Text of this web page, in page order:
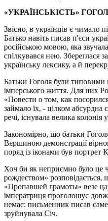
«УКРАЇНСЬКІСТЬ»
Звісно, в українців є чимало
Батько навіть писав п'єси
російською мовою, яка
спілкувався нею. Збереглася
українську лексику, а й
Батьки Гоголя були типовими
імперського життя. Для них
«Повести о том, как
займало їх, - цілком абсурдна
речі, існувала велика колонія
Закономірно, що батьки
Вершиною демонстрації
поряд із іконами був портрет
Хоч би як неприємно було це
рождеством» розповідається,
«Пропавшей грамоты» везе
імператриця проголошує
немає: письменник писав
зруйнувала Січ.